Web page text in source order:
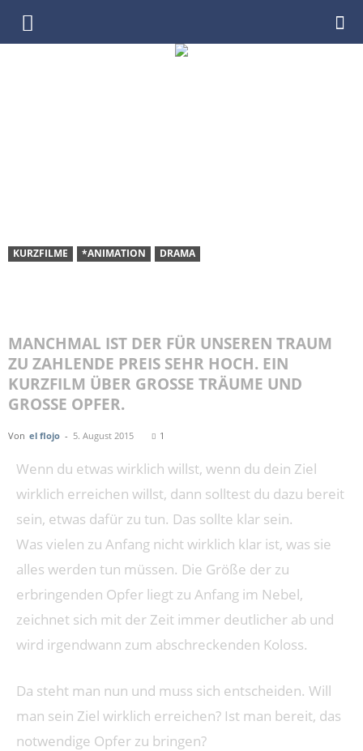
KURZFILME *ANIMATION DRAMA
MANCHMAL IST DER FÜR UNSEREN TRAUM
ZU ZAHLENDE PREIS SEHR HOCH. EIN
KURZFILM ÜBER GROSSE TRÄUME UND G
ROSSE OPFER.
Von el flojo - 5. August 2015 1
Wenn du etwas wirklich willst, wenn du dein Ziel
wirklich erreichen willst, dann solltest du dazu bereit
sein, etwas dafür zu tun. Das sollte klar sein.
Was vielen zu Anfang nicht wirklich klar ist, was sie
alles werden tun müssen. Die Größe der zu
erbringenden Opfer liegt zu Anfang im Nebel,
zeichnet sich mit der Zeit immer deutlicher ab und
wird irgendwann zum abschreckenden Koloss.
Da steht man nun und muss sich entscheiden. Will
man sein Ziel wirklich erreichen? Ist man bereit, das
notwendige Opfer zu bringen?